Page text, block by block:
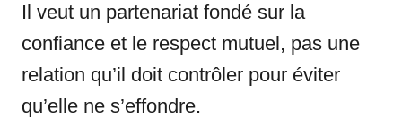
Il veut un partenariat fondé sur la
confiance et le respect mutuel, pas une
relation qu’il doit contrôler pour éviter
qu’elle ne s’effondre.